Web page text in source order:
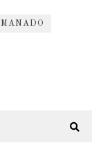
MANADO